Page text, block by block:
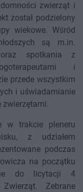
zwierząt i
został podzielony
wiekowe. Wśród
są m.in.
oraz spotkania z
i
przede wszystkim
i uświadamianie
zwierzętami.
w trakcie pleneru
z udziałem
podczas
na początku
do licytacji 4
Zebrane